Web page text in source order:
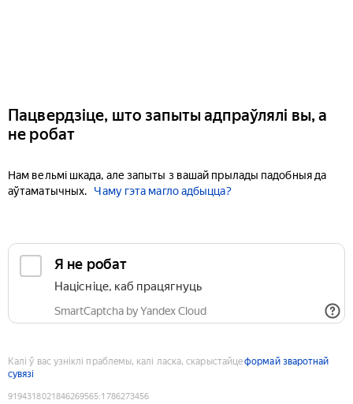
Пацвердзіце, што запыты адпраўлялі вы, а
не робат
Нам вельмі шкада, але запыты з вашай прылады падобныя да
аўтаматычных.
Чаму гэта магло адбыцца?
Я не робат
Націсніце, каб працягнуць
SmartCaptcha by Yandex Cloud
Калі ў вас узніклі праблемы, калі ласка, скарыстайцеформай зваротнай
сувязі
9194318021846269565:1786273456